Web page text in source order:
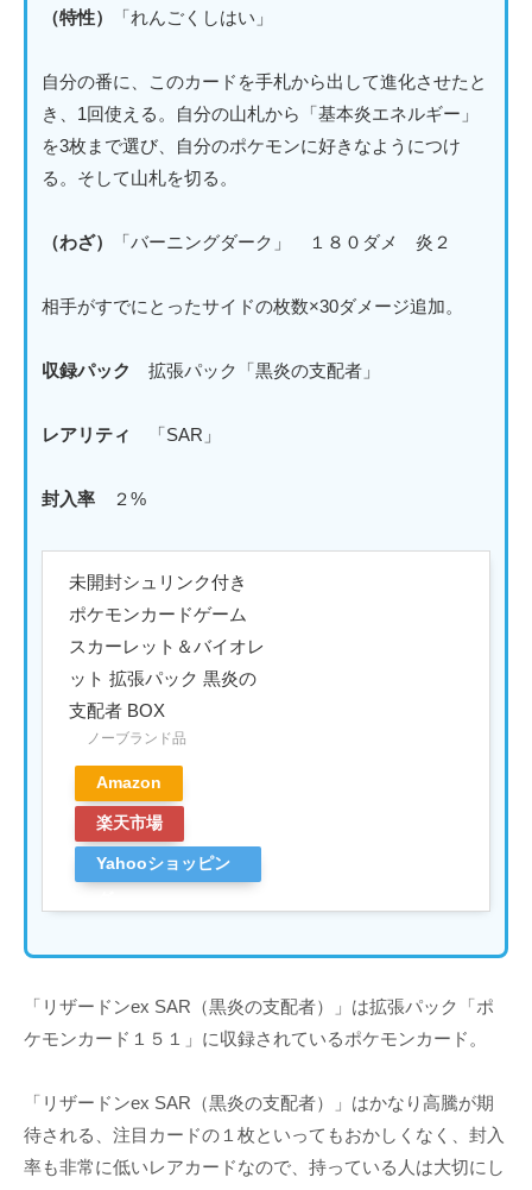
（特性） 「れんごくしはい」
自分の番に、このカードを手札から出して進化させたと
き、1回使える。自分の山札から「基本炎エネルギー」
を3枚まで選び、自分のポケモンに好きなようにつけ
る。そして山札を切る。
（わざ） 「バーニングダーク」 １８０ダメ 炎２
相手がすでにとったサイドの枚数×30ダメージ追加。
収録パック 拡張パック「黒炎の支配者」
レアリティ 「SAR」
封入率 ２%
未開封シュリンク付き
ポケモンカードゲーム
スカーレット＆バイオレ
ット 拡張パック 黒炎の
支配者 BOX
ノーブランド品
Amazon
楽天市場
Yahooショッピン
「リザードンex SAR（黒炎の支配者）」は拡張パック「ポ
ケモンカード１５１」に収録されているポケモンカード。
「リザードンex SAR（黒炎の支配者）」はかなり高騰が期
待される、注目カードの１枚といってもおかしくなく、封入
率も非常に低いレアカードなので、持っている人は大切にし